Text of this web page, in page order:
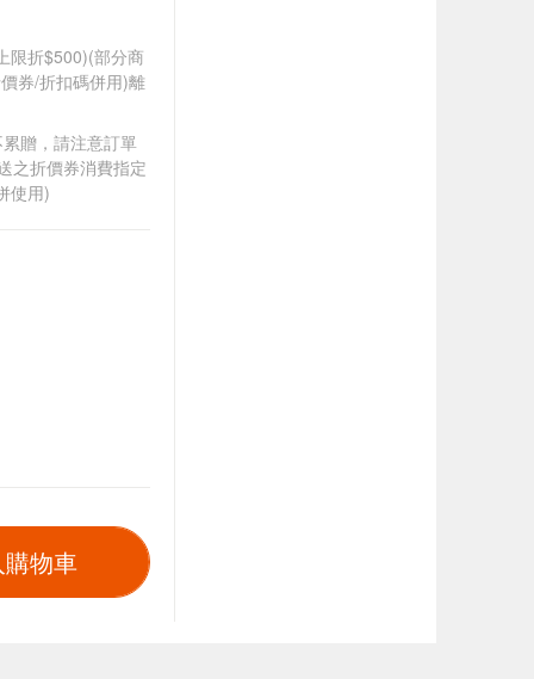
限折$500)(部分商
券/折扣碼併用)離
贈，請注意訂單
之折價券消費指定
使用)
物車